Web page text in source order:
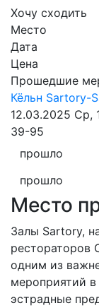
Хочу сходить
Место
Дата
Цена
Прошедшие
Кёльн Sartory-
12.03.2025 Ср,
39-95
прошло
прошло
Место
Залы Sartory,
рестораторов
одним из
мероприятий в
эстрадные